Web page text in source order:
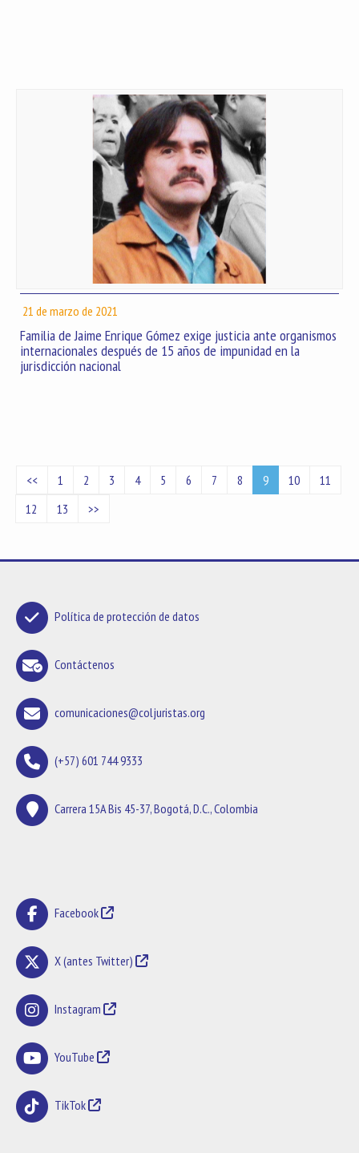
21 de marzo de 2021
Familia de Jaime Enrique Gómez exige justicia ante organismos
internacionales después de 15 años de impunidad en la
jurisdicción nacional
<< 1 2 3 4 5 6 7 8 9 10
11
12
13 >>
Política de protección de datos
Contáctenos
comunicaciones@coljuristas.org
(+57) 601 744 9333
Carrera 15A Bis 45-37, Bogotá, D.C., Colombia
Facebook
X (antes Twitter)
Instagram
YouTube
TikTok